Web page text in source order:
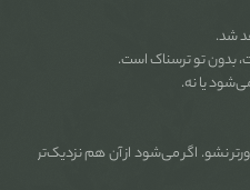
شد.
بدون تو ترسناک است.
یا نه.
نشو. اگر می‌شود از آن هم نزدیک‌تر